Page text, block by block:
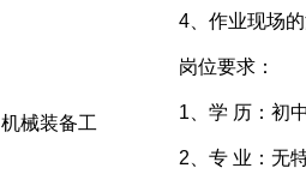
机械装备工
4、作业现场
岗位要求：
1、学 历：初
2、专 业：无